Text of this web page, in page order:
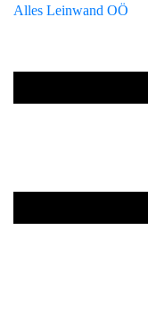
Alles Leinwand OÖ